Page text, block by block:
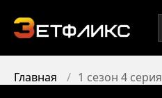
Главная 1 сезон 4 серия